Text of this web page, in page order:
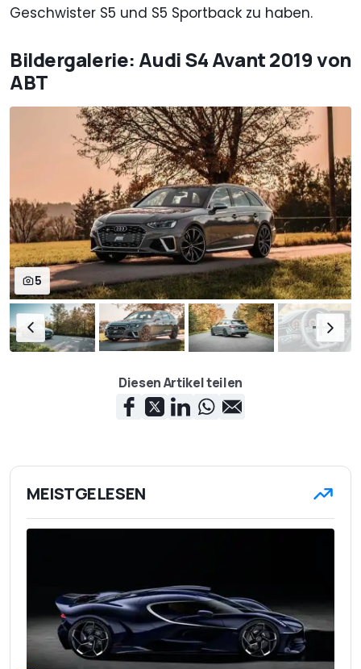
Geschwister S5 und S5 Sportback zu haben.
Bildergalerie: Audi S4 Avant 2019 von
ABT
5
Diesen Artikel teilen
MEISTGELESEN